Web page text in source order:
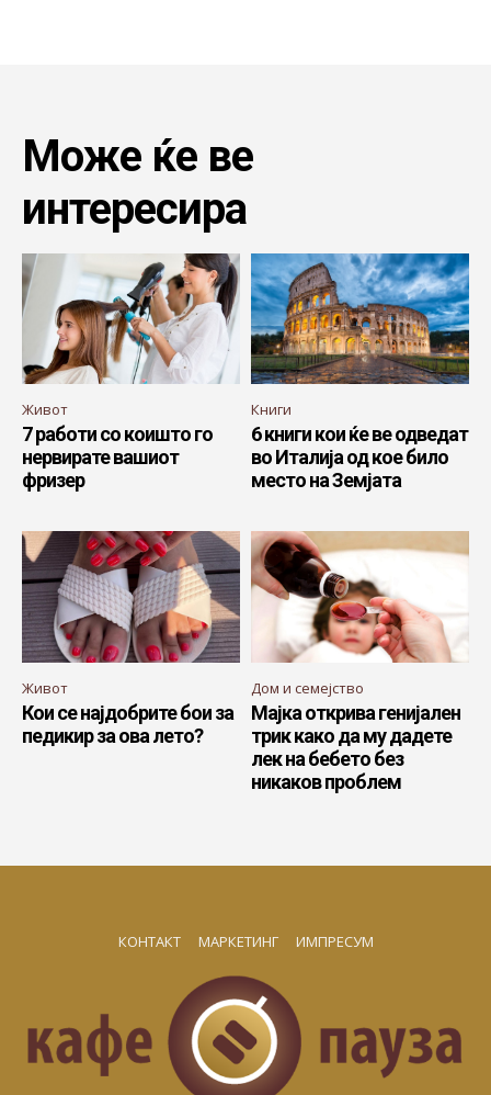
Може ќе ве
интересира
Живот
7 работи со коишто го
нервирате вашиот
фризер
Книги
6 книги кои ќе ве одведат
во Италија од кое било
место на Земјата
Живот
Кои се најдобрите бои за
педикир за ова лето?
Дом и семејство
Мајка открива генијален
трик како да му дадете
лек на бебето без
никаков проблем
КОНТАКТ МАРКЕТИНГ ИМПРЕСУМ